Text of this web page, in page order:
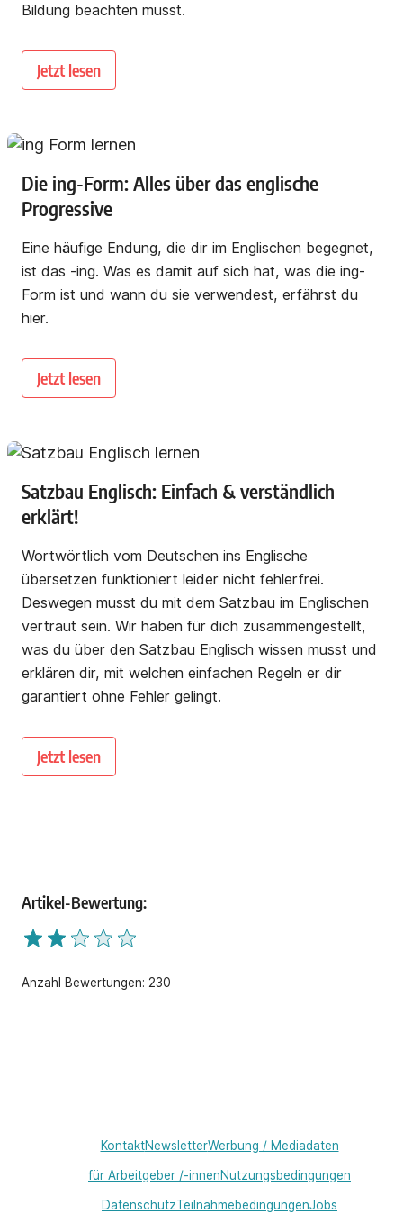
Bildung beachten musst.
Jetzt lesen
Die ing-Form: Alles über das englische
Progressive
Eine häufige Endung, die dir im Englischen begegnet,
ist das -ing. Was es damit auf sich hat, was die ing-
Form ist und wann du sie verwendest, erfährst du
hier.
Jetzt lesen
Satzbau Englisch: Einfach & verständlich
erklärt!
Wortwörtlich vom Deutschen ins Englische
übersetzen funktioniert leider nicht fehlerfrei.
Deswegen musst du mit dem Satzbau im Englischen
vertraut sein. Wir haben für dich zusammengestellt,
was du über den Satzbau Englisch wissen musst und
erklären dir, mit welchen einfachen Regeln er dir
garantiert ohne Fehler gelingt.
Jetzt lesen
Artikel-Bewertung:
Anzahl Bewertungen: 230
KontaktNewsletterWerbung / Mediadaten
für Arbeitgeber /-innenNutzungsbedingungen
DatenschutzTeilnahmebedingungenJobs